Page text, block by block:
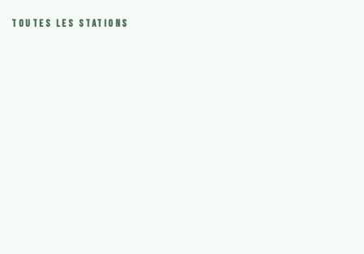
TOUTES LES STATIONS